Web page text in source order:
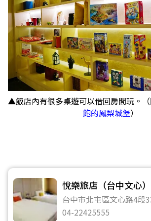
▲飯店內有很多桌遊可以借回房間玩。（
飽的鳳梨城堡）
悅樂旅店（台中文心）
台中市北屯區文心路4段
04-22425555